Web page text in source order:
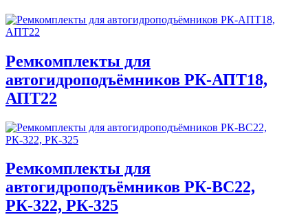
Ремкомплекты для
автогидроподъёмников РК-АПТ18,
АПТ22
Ремкомплекты для
автогидроподъёмников РК-ВС22,
РК-322, РК-325